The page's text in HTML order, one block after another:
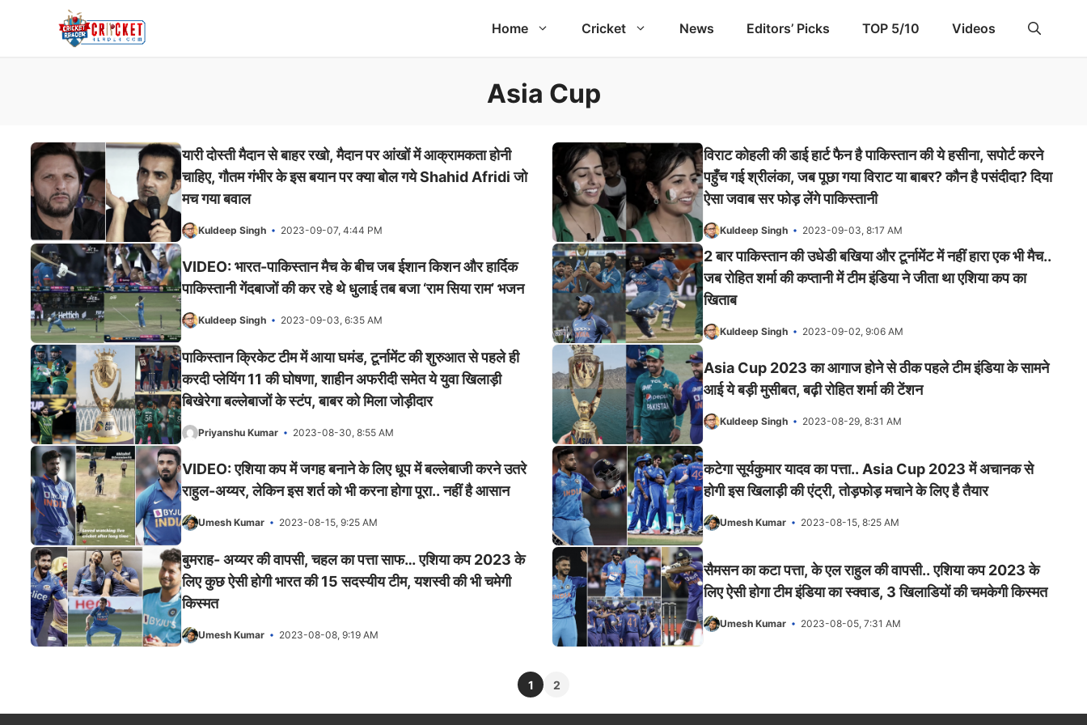
Home Cricket News Editors’ Picks TOP 5/10 Videos
Asia Cup
यारी दोस्ती मैदान से बाहर रखो, मैदान पर आंखों में आक्रामकता होनी
चाहिए, गौतम गंभीर के इस बयान पर क्या बोल गये Shahid Afridi जो
मच गया बवाल
Kuldeep Singh 2023-09-07, 4:44 PM
विराट कोहली की डाई हार्ट फैन है पाकिस्तान की ये हसीना, सपोर्ट करने
पहुँच गई श्रीलंका, जब पूछा गया विराट या बाबर? कौन है पसंदीदा? दिया
ऐसा जवाब सर फोड़ लेंगे पाकिस्तानी
Kuldeep Singh 2023-09-03, 8:17 AM
VIDEO: भारत-पाकिस्तान मैच के बीच जब ईशान किशन और हार्दिक
पाकिस्तानी गेंदबाजों की कर रहे थे धुलाई तब बजा ‘राम सिया राम’ भजन
Kuldeep Singh 2023-09-03, 6:35 AM
2 बार पाकिस्तान की उधेडी बखिया और टूर्नामेंट में नहीं हारा एक भी मैच..
जब रोहित शर्मा की कप्तानी में टीम इंडिया ने जीता था एशिया कप का
खिताब
Kuldeep Singh 2023-09-02, 9:06 AM
पाकिस्तान क्रिकेट टीम में आया घमंड, टूर्नामेंट की शुरुआत से पहले ही
करदी प्लेयिंग 11 की घोषणा, शाहीन अफरीदी समेत ये युवा खिलाड़ी
बिखेरेगा बल्लेबाजों के स्टंप, बाबर को मिला जोड़ीदार
Priyanshu Kumar 2023-08-30, 8:55 AM
Asia Cup 2023 का आगाज होने से ठीक पहले टीम इंडिया के सामने
आई ये बड़ी मुसीबत, बढ़ी रोहित शर्मा की टेंशन
Kuldeep Singh 2023-08-29, 8:31 AM
VIDEO: एशिया कप में जगह बनाने के लिए धूप में बल्लेबाजी करने उतरे
राहुल-अय्यर, लेकिन इस शर्त को भी करना होगा पूरा.. नहीं है आसान
Umesh Kumar 2023-08-15, 9:25 AM
कटेगा सूर्यकुमार यादव का पत्ता.. Asia Cup 2023 में अचानक से
होगी इस खिलाड़ी की एंट्री, तोड़फोड़ मचाने के लिए है तैयार
Umesh Kumar 2023-08-15, 8:25 AM
बुमराह- अय्यर की वापसी, चहल का पत्ता साफ… एशिया कप 2023 के
लिए कुछ ऐसी होगी भारत की 15 सदस्यीय टीम, यशस्वी की भी चमेगी
किस्मत
Umesh Kumar 2023-08-08, 9:19 AM
सैमसन का कटा पत्ता, के एल राहुल की वापसी.. एशिया कप 2023 के
लिए ऐसी होगा टीम इंडिया का स्क्वाड, 3 खिलाडियों की चमकेगी किस्मत
Umesh Kumar 2023-08-05, 7:31 AM
1 2